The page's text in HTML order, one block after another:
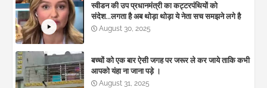
स्वीडन की उप प्रधानमंत्री का कट्टरपंथियों को
संदेश...लगता है अब थोड़ा थोड़ा ये नेता सच समझने लगे है
August 30, 2025
बच्चों को एक बार ऐसी जगह पर जरूर ले कर जाये ताकि कभी
आपको यंहा ना जाना पड़े ।
August 31, 2025